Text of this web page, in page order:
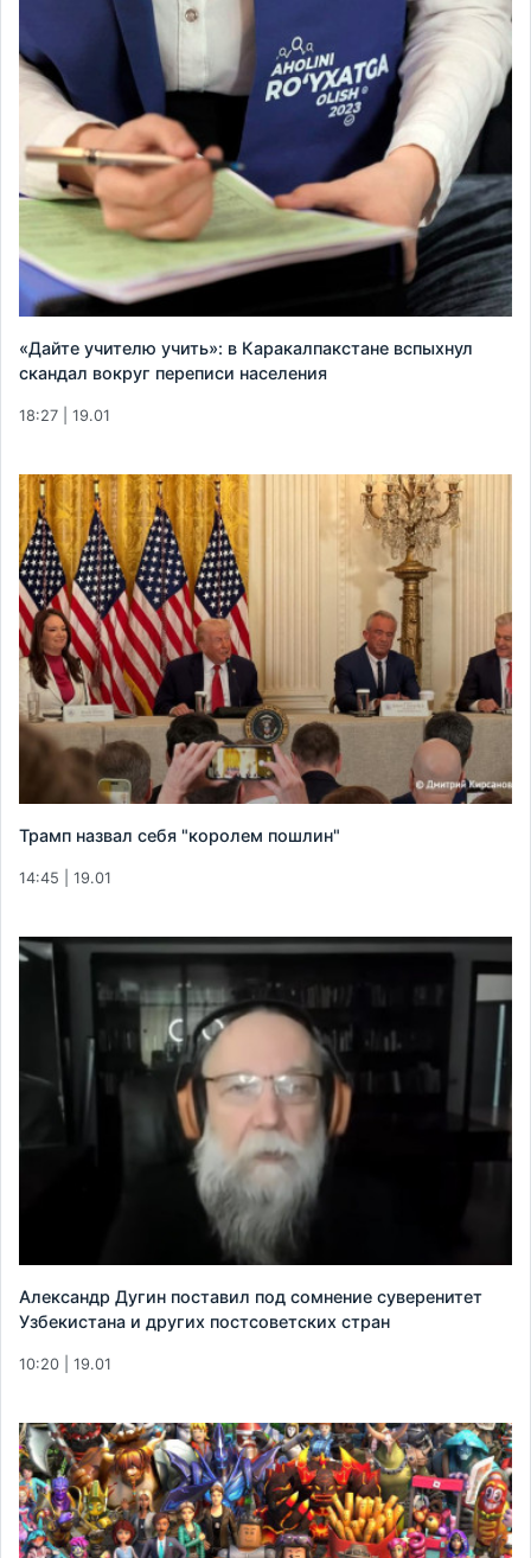
«Дайте учителю учить»: в Каракалпакстане вспыхнул
скандал вокруг переписи населения
18:27 | 19.01
Трамп назвал себя "королем пошлин"
14:45 | 19.01
Александр Дугин поставил под сомнение суверенитет
Узбекистана и других постсоветских стран
10:20 | 19.01